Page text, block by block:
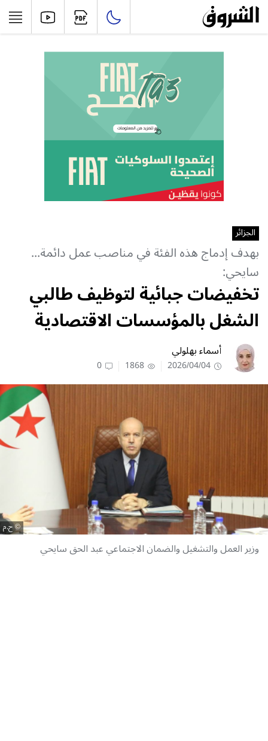
الجزائر
بهدف إدماج هذه الفئة في مناصب عمل دائمة...
سايحي:
تخفيضات جبائية لتوظيف طالبي
الشغل بالمؤسسات الاقتصادية
أسماء بهلولي
2026/04/04
1868
0
ح.م
وزير العمل والتشغيل والضمان الاجتماعي عبد الحق سايحي